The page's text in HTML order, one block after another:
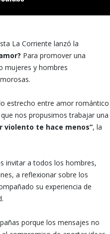
La Corriente lanzó la
Para promover una
mujeres y hombres
estrecho entre amor romántico
nos propusimos trabajar una
violento te hace menos”, la
invitar a todos los hombres,
a reflexionar sobre los
su experiencia de
porque los mensajes no